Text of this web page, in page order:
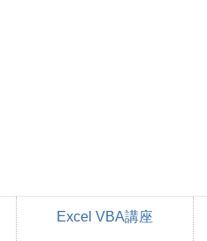
Excel VBA講座